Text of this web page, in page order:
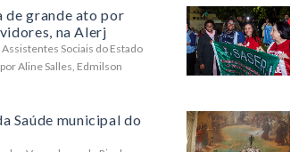
de grande ato por
na Alerj
Sociais do Estado
Aline Salles, Edmilson
Saúde municipal do